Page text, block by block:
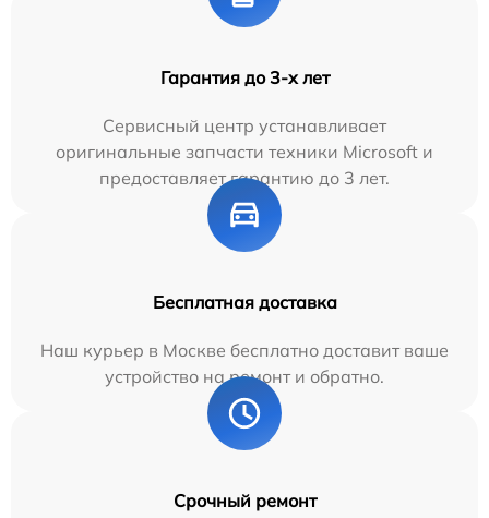
Гарантия до 3-х лет
Сервисный центр устанавливает
оригинальные запчасти техники Microsoft и
предоставляет гарантию до 3 лет.
Бесплатная доставка
Наш курьер в Москве бесплатно доставит ваше
устройство на ремонт и обратно.
Срочный ремонт